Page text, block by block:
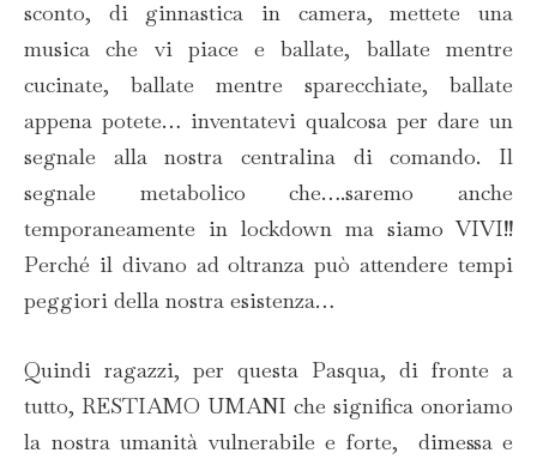
sconto, di ginnastica in camera, mettete una
musica che vi piace e ballate, ballate mentre
cucinate, ballate mentre sparecchiate, ballate
appena potete… inventatevi qualcosa per dare un
segnale alla nostra centralina di comando. Il
segnale metabolico che….saremo anche
temporaneamente in lockdown ma siamo VIVI!!
Perché il divano ad oltranza può attendere tempi
peggiori della nostra esistenza…
Quindi ragazzi, per questa Pasqua, di fronte a
tutto, RESTIAMO UMANI che significa onoriamo
la nostra umanità vulnerabile e forte, dimessa e